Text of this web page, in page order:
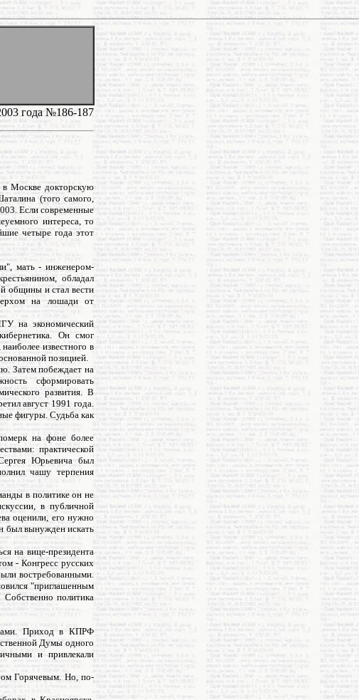
года №186-187
в Москве докторскую
(того самого,
Если современные
интереса, то
четыре года этот
мать - инженером-
обладал
общины и стал вести
верхом на лошади от
на экономический
Он смог
известного в
позицией.
Затем побеждает на
сформировать
развития. В
август 1991 года.
фигуры. Судьба как
на фоне более
практической
Юрьевича был
чашу терпения
в политике он не
в публичной
оценили, его нужно
был вынужден искать
на вице-президента
- Конгресс русских
востребованными.
"приглашенным
политика
Приход в КПРФ
Думы одного
и привлекали
Горячевым. Но, по-